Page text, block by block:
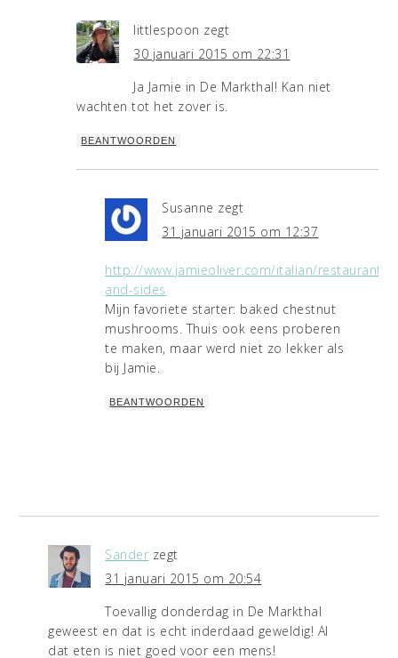
littlespoon zegt
30 januari 2015 om 22:31
Ja Jamie in De Markthal! Kan niet
wachten tot het zover is.
BEANTWOORDEN
Susanne zegt
31 januari 2015 om 12:37
http://www.jamieoliver.com/italian/
and-sides
Mijn favoriete starter: baked chestnut
mushrooms. Thuis ook eens proberen
te maken, maar werd niet zo lekker als
bij Jamie.
BEANTWOORDEN
Sander zegt
31 januari 2015 om 20:54
Toevallig donderdag in De Markthal
geweest en dat is echt inderdaad geweldig! Al
dat eten is niet goed voor een mens!